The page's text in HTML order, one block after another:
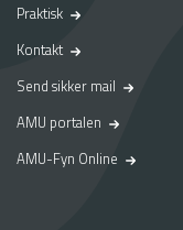
Praktisk
Kontakt
Send sikker mail
AMU portalen
AMU-Fyn Online